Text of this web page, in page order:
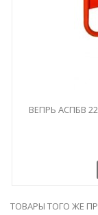
ВЕПРЬ АСПБВ
ТОВАРЫ ТОГО ЖЕ